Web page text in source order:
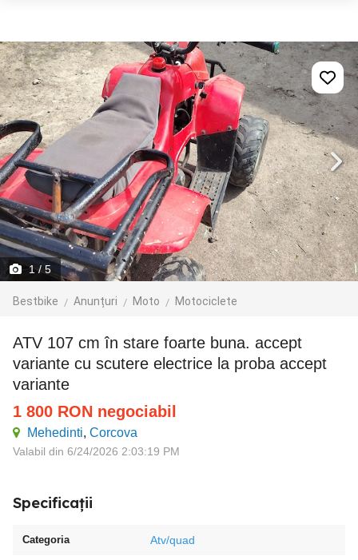
1/ 5
Bestbike Anunțuri Moto Motociclete
ATV 107 cm în stare foarte buna. accept
variante cu scutere electrice la proba accept
variante
1 800 RON negociabil
Mehedinti, Corcova
Valabil din 6/24/2026 2:03:19 PM
Specificații
Categoria Atv/quad